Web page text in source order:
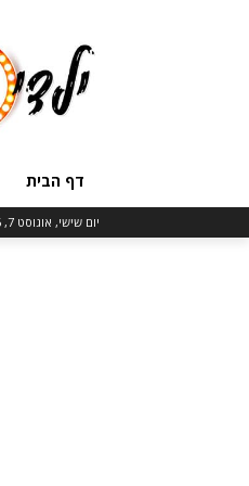
דף הבית
יום שישי, אוגוסט 7, 2026